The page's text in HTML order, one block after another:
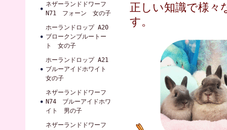
ネザーランドドワーフ
N71 フォーン 女の子
ホーランドロップ A20
ブロークンブルートー
ト 女の子
ホーランドロップ A21
ブルーアイドホワイト
女の子
ネザーランドドワーフ
N74 ブルーアイドホワ
イト 男の子
ネザーランドドワーフ
正しい知識で様々
す。